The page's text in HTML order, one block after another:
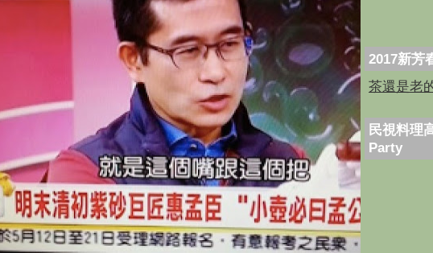
2017新芳
茶還是老
民視料理
Party